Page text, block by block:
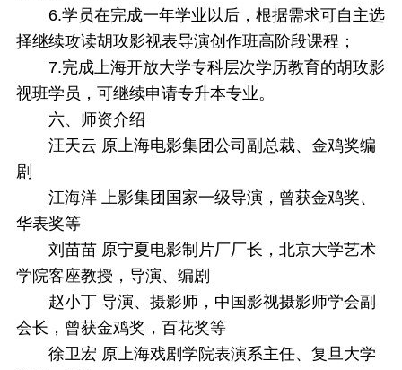
6.学员在完成一年学业以后，根据需求可自主选
择继续攻读胡玫影视表导演创作班高阶段课程；
7.完成上海开放大学专科层次学历教育的胡玫影
视班学员，可继续申请专升本专业。
六、 师资介绍
汪天云 原上海电影集团公司副总裁、金鸡奖编
剧
江海洋 上影集团国家一级导演，曾获金鸡奖、
华表奖等
刘苗苗 原宁夏电影制片厂厂长，北京大学艺术
学院客座教授，导演、编剧
赵小丁 导演、摄影师，中国影视摄影师学会副
会长，曾获金鸡奖，百花奖等
徐卫宏 原上海戏剧学院表演系主任、复旦大学